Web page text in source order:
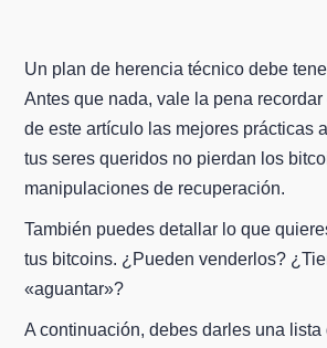
Un plan de herencia técnico debe
Antes que nada, vale la pena
de este artículo las mejores prácticas
tus seres queridos no pierdan los
manipulaciones de recuperación.
También puedes detallar lo que
tus bitcoins. ¿Pueden venderlos?
«aguantar»?
A continuación, debes darles una lista